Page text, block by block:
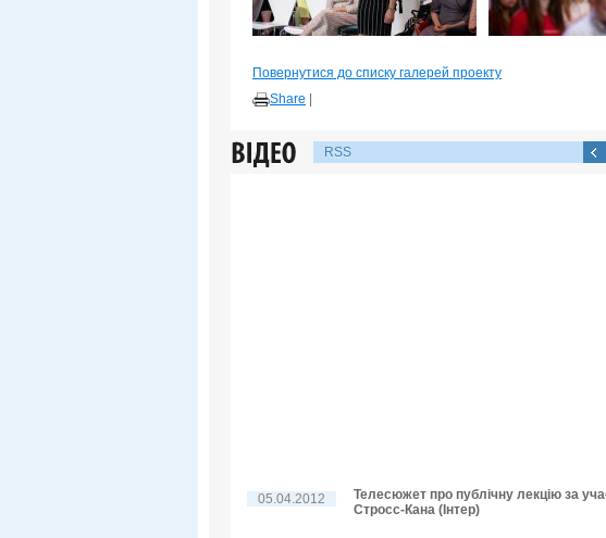
Повернутися до списку галерей проекту
Share
RSS
05.04.2012
Телесюжет про публічну лекцію за
Стросс-Кана (Інтер)